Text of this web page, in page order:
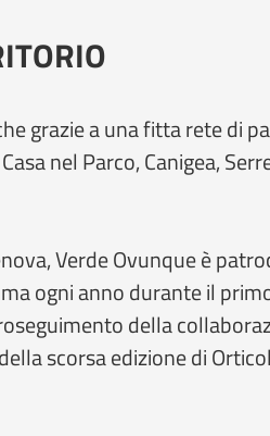
grazie a una fitta rete di
nel Parco, Canigea,
Verde Ovunque è
ogni anno durante il
della
scorsa edizione di